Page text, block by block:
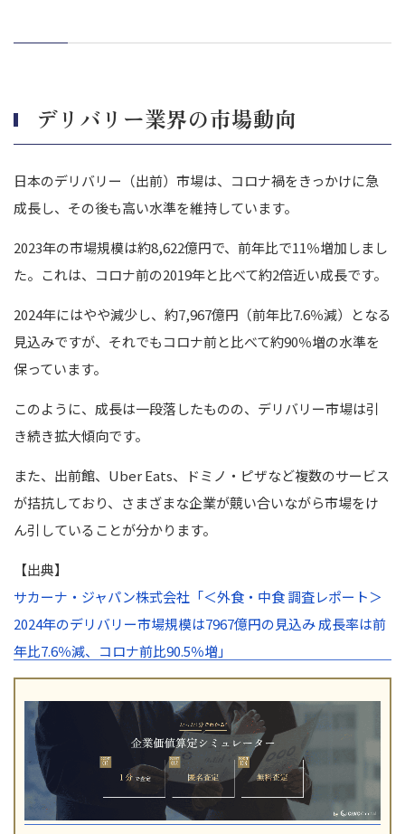
デリバリー業界の市場動向
日本のデリバリー（出前）市場は、コロナ禍をきっかけに急
成長し、その後も高い水準を維持しています。
2023年の市場規模は約8,622億円で、前年比で11％増加しまし
た。これは、コロナ前の2019年と比べて約2倍近い成長です。
2024年にはやや減少し、約7,967億円（前年比7.6％減）となる
見込みですが、それでもコロナ前と比べて約90％増の水準を
保っています。
このように、成長は一段落したものの、デリバリー市場は引
き続き拡大傾向です。
また、出前館、Uber Eats、ドミノ・ピザなど複数のサービス
が拮抗しており、さまざまな企業が競い合いながら市場をけ
ん引していることが分かります。
【出典】
サカーナ・ジャパン株式会社「＜外食・中食 調査レポート＞
2024年のデリバリー市場規模は7967億円の見込み 成長率は前
年比7.6％減、コロナ前比90.5％増」